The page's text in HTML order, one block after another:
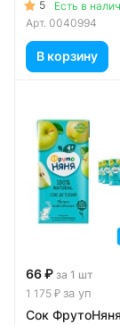
5
Есть в
Арт. 0040994
В корзину
66 ₽ за 1 шт
1 175 ₽ за уп
Сок